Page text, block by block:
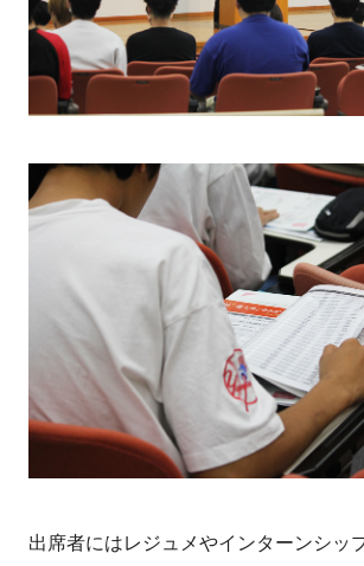
出席者にはレジュメやインターンシッ